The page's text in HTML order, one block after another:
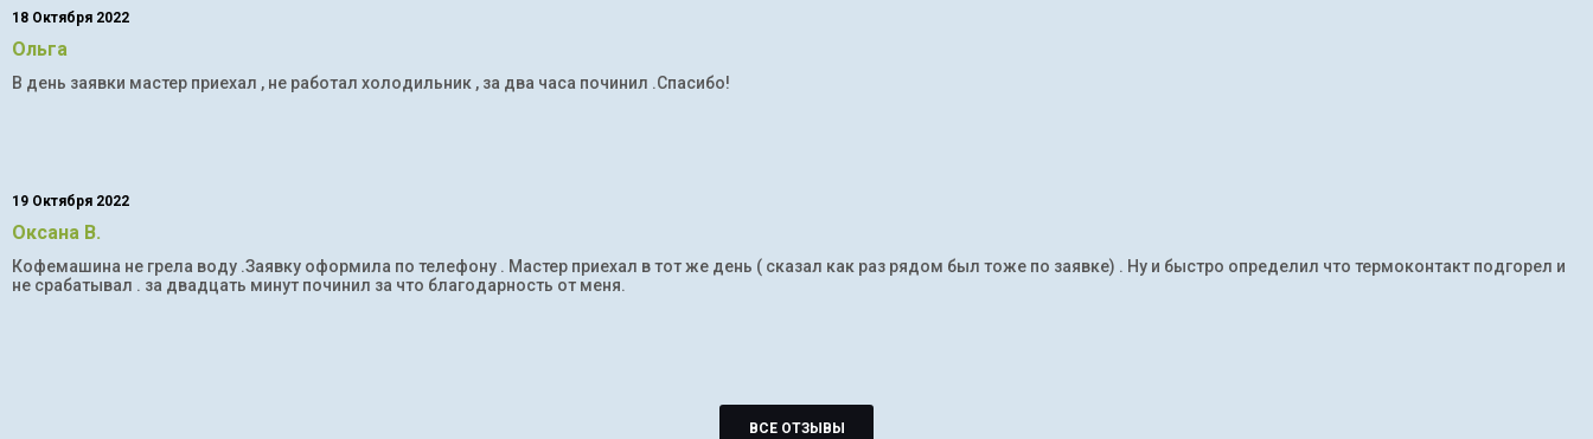
18 Октября 2022
Ольга
В день заявки мастер приехал , не работал холодильник , за два часа починил .Спасибо!
19 Октября 2022
Оксана В.
Кофемашина не грела воду .Заявку оформила по телефону . Мастер приехал в тот же день ( сказал как раз рядом был тоже по заявке) . Ну и быстро определил что термоконтакт подгорел и
не срабатывал . за двадцать минут починил за что благодарность от меня.
ВСЕ ОТЗЫВЫ